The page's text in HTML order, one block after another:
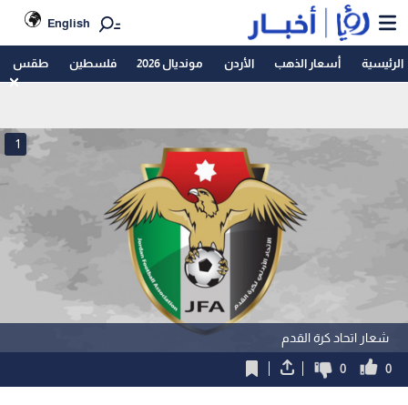
English
الرئيسية أسعار الذهب الأردن مونديال 2026 فلسطين طقس
شعار اتحاد كرة القدم
1
0
0